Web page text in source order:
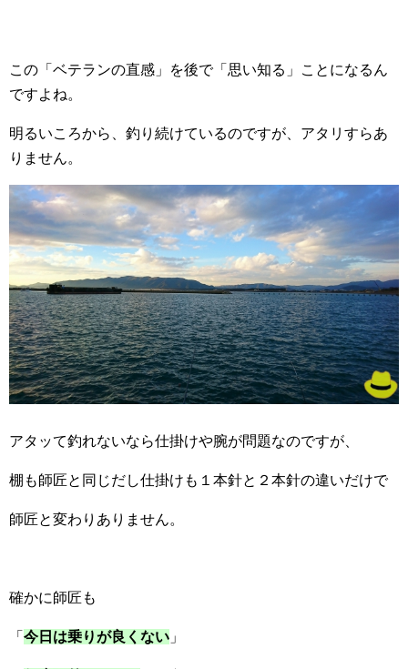
この「ベテランの直感」を後で「思い知る」ことになるん
ですよね。
明るいころから、釣り続けているのですが、アタリすらあ
りません。
アタッて釣れないなら仕掛けや腕が問題なのですが、
棚も師匠と同じだし仕掛けも１本針と２本針の違いだけで
師匠と変わりありません。
確かに師匠も
「 今日は乗りが良くない 」